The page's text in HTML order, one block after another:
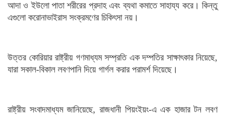
আদা ও ইউলো পাতা শরীরের প্রদাহ এবং ব্যথা কমাতে সাহায্য করে। কিন্তু
এগুলো করোনাভাইরাস সংক্রমণের চিকিৎসা নয়।
উত্তর কোরিয়ার রাষ্ট্রীয় গণমাধ্যম সম্প্রতি এক দম্পতির সাক্ষাৎকার নিয়েছে,
যারা সকাল-বিকাল লবণপানি দিয়ে গার্গল করার পরামর্শ দিয়েছে।
রাষ্ট্রীয় সংবাদমাধ্যম জানিয়েছে, রাজধানী পিয়ংইয়ং-এ এক হাজার টন লবণ